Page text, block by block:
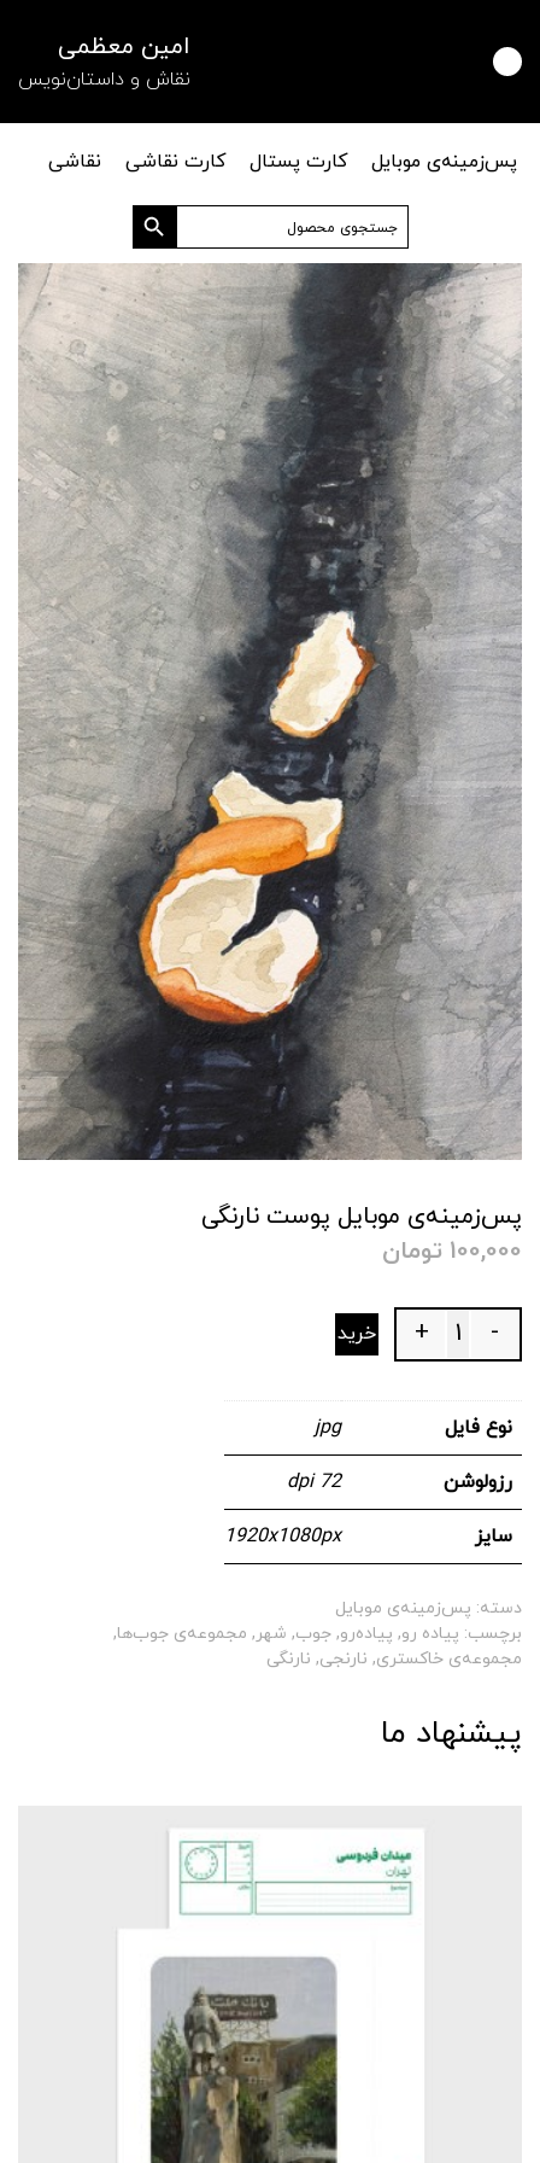
امین معظمی
نقاش و داستان‌نویس
پس‌زمینه‌ی موبایل کارت پستال کارت نقاشی
نقاشی
جستجو
برای:
دکمه جستجو
پس‌زمینه‌ی موبایل پوست نارنگی
100,000 تومان
Quantity -
+ خرید
نوع فایل jpg
رزولوشن 72 dpi
سایز 1920x1080px
دسته: پس‌زمینه‌ی موبایل
برچسب: پیاده رو, پیاده‌‌رو, جوب, شهر , مجموعه‌ی جوب‌ها,
مجموعه‌ی خاکستری, نارنجی, نارنگی
پیشنهاد ما